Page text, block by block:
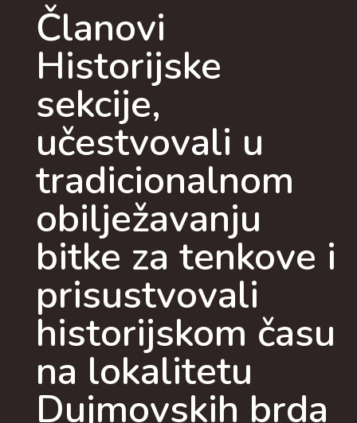
Članovi
Historijske
sekcije,
učestvovali u
tradicionalnom
obilježavanju
bitke za tenkove i
prisustvovali
historijskom času
na lokalitetu
Dujmovskih brda